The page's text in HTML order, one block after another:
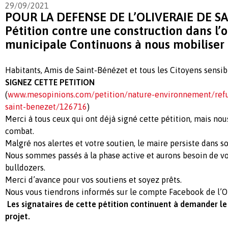
29/09/2021
POUR LA DEFENSE DE L’OLIVERAIE DE
Pétition contre une construction dans
municipale Continuons à nous mobiliser
Habitants, Amis de Saint-Bénézet et tous les Citoyens
SIGNEZ CETTE PETITION
(www.mesopinions.com/petition/nature-environnement/
saint-benezet/126716)
Merci à tous ceux qui ont déjà signé cette pétition, mais
combat.
Malgré nos alertes et votre soutien, le maire persiste dans
Nous sommes passés à la phase active et aurons besoin de
bulldozers.
Merci d’avance pour vos soutiens et soyez prêts.
Nous vous tiendrons informés sur le compte Facebook de
Les signataires de cette pétition continuent à demander
projet.